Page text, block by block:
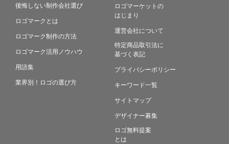
後悔しない制作会社選び
ロゴマークとは
ロゴマーク制作の方法
ロゴマーク活用ノウハウ
用語集
業界別！ロゴの選び方
ロゴマーケットの
はじまり
運営会社について
特定商品取引法に
基づく表記
プライバシーポリシー
キーワード一覧
サイトマップ
デザイナー募集
ロゴ無料提案
とは